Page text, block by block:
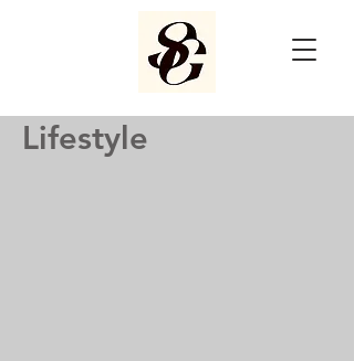
Lifestyle